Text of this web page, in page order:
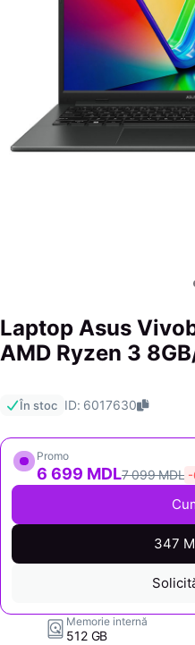
Laptop Asus
AMD Ryzen 3
În stoc ID: 6017630
Promo
6 699 MDL7 099 MDL -
347
Memorie internă
512 GB